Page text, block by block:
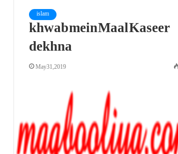
islam
khwab mein Maal Kaseer
dekhna
May 31, 2019